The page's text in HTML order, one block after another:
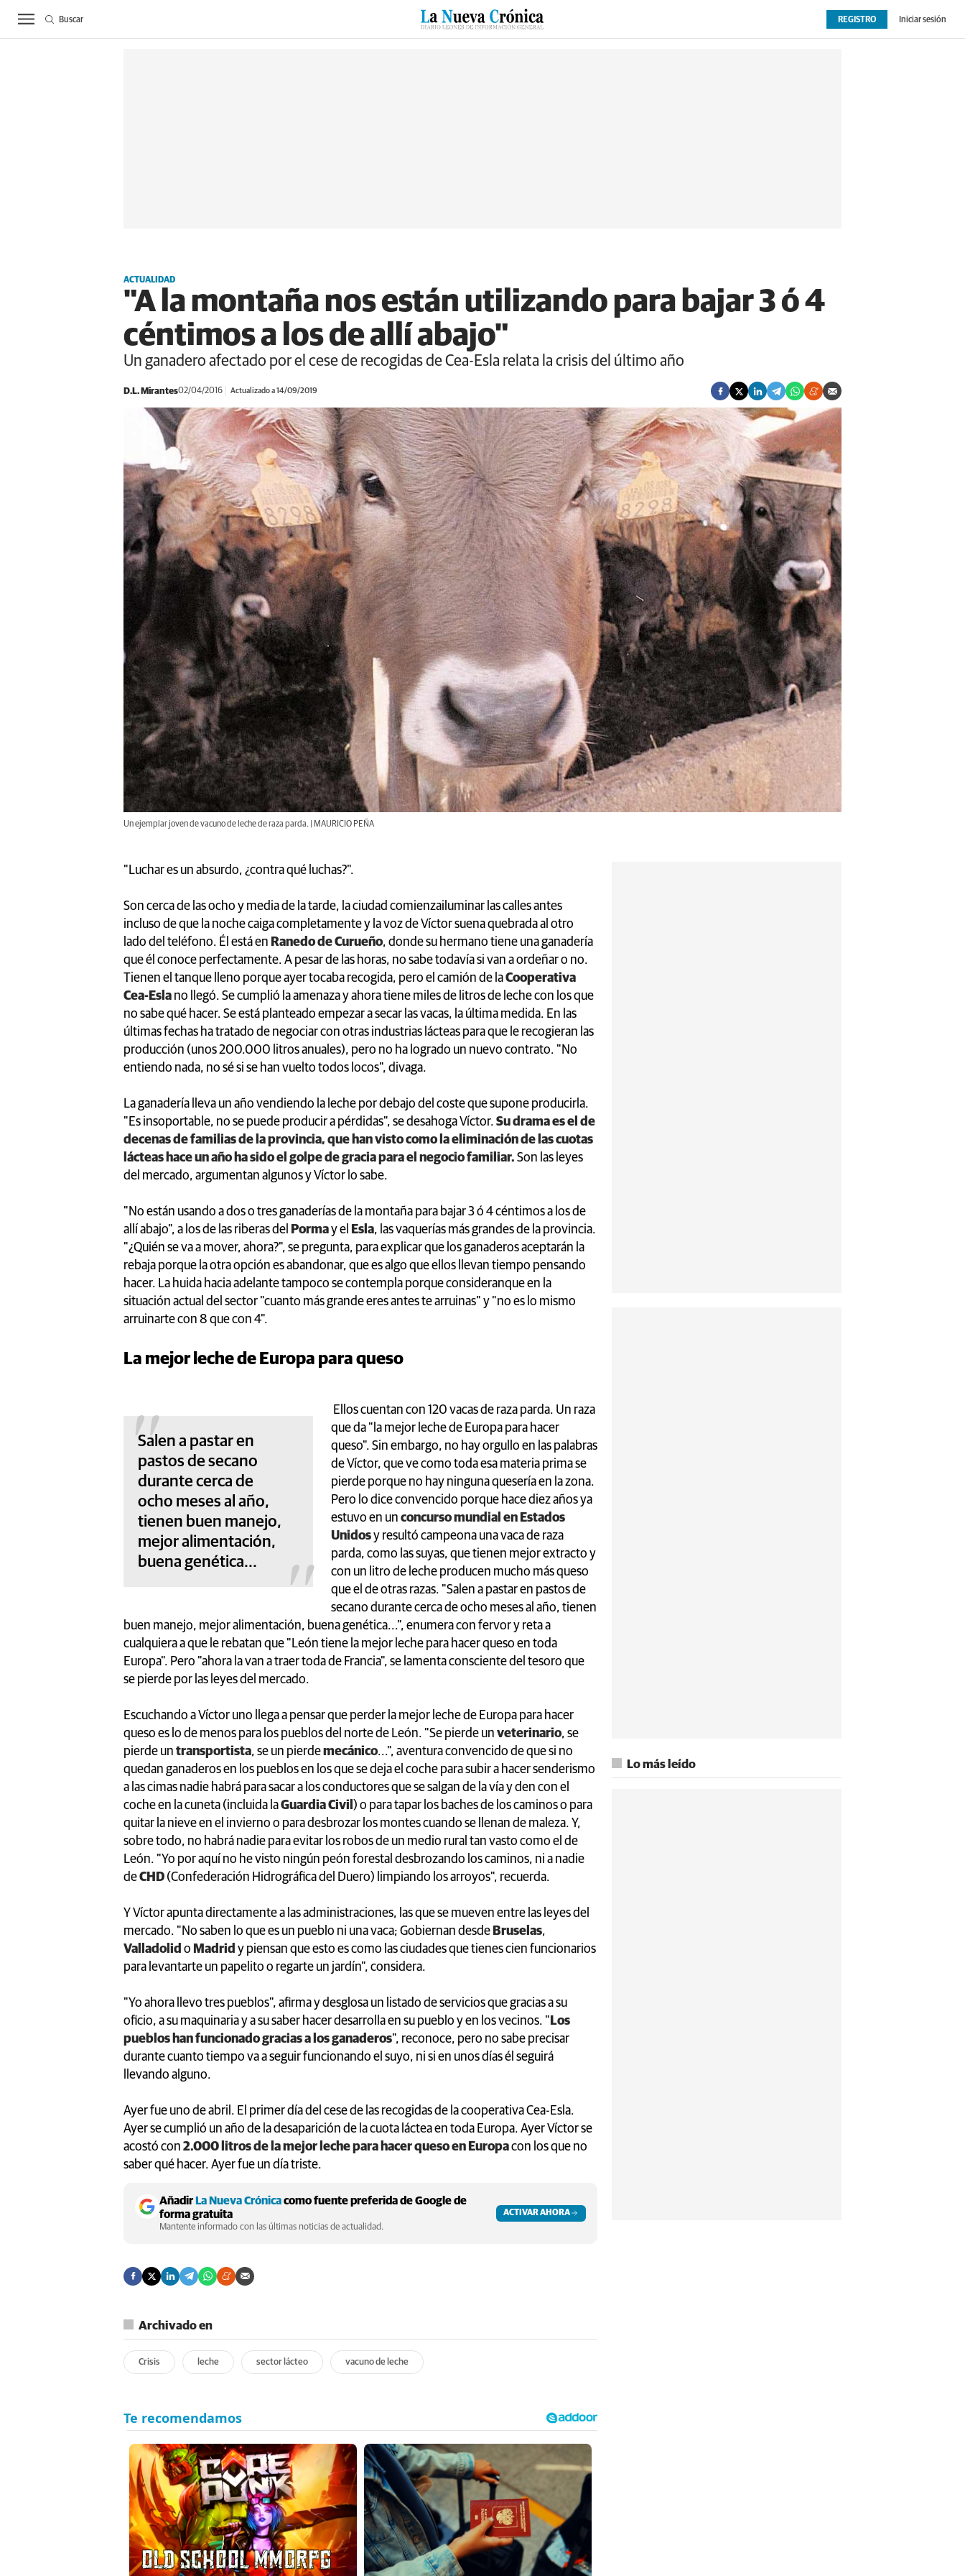
ACTUALIDAD BIERZO SUCESOS CULTURAS ESPECIALES DEPORTES OPINIÓN EXTRAS
REGISTRO Iniciar sesión
Buscar
ACTUALIDAD
"A la montaña nos están utilizando para bajar 3 ó 4
céntimos a los de allí abajo"
Un ganadero afectado por el cese de recogidas de Cea-Esla relata la crisis del último año
D.L. Mirantes02/04/2016 Actualizado a 14/09/2019
Un ejemplar joven de vacuno de leche de raza parda. | MAURICIO PEÑA
"Luchar es un absurdo, ¿contra qué luchas?".
Son cerca de las ocho y media de la tarde, la ciudad comienzailuminar las calles antes
incluso de que la noche caiga completamente y la voz de Víctor suena quebrada al otro
lado del teléfono. Él está en Ranedo de Curueño, donde su hermano tiene una ganadería
que él conoce perfectamente. A pesar de las horas, no sabe todavía si van a ordeñar o no.
Tienen el tanque lleno porque ayer tocaba recogida, pero el camión de laCooperativa
Cea-Esla no llegó. Se cumplió la amenaza y ahora tiene miles de litros de leche con los que
no sabe qué hacer. Se está planteado empezar a secar las vacas, la última medida. En las
últimas fechas ha tratado de negociar con otras industrias lácteas para que le recogieran las
producción (unos 200.000 litros anuales), pero no ha logrado un nuevo contrato. "No
entiendo nada, no sé si se han vuelto todos locos", divaga.
La ganadería lleva un año vendiendo la leche por debajo del coste que supone producirla.
"Es insoportable, no se puede producir a pérdidas", se desahoga Víctor. Su drama es el de
decenas de familias de la provincia, que han visto como la eliminación de las cuotas
lácteas hace un año ha sido el golpe de gracia para el negocio familiar. Son las leyes
del mercado, argumentan algunos y Víctor lo sabe.
"No están usando a dos o tres ganaderías de la montaña para bajar 3 ó 4 céntimos a los de
allí abajo", a los de las riberas del
Pormay el Esla, las vaquerías más grandes de la provincia.
"¿Quién se va a mover, ahora?", se pregunta, para explicar que los ganaderos aceptarán la
rebaja porque la otra opción es abandonar, que es algo que ellos llevan tiempo pensando
hacer. La huida hacia adelante tampoco se contempla porque consideranque en la
situación actual del sector "cuanto más grande eres antes te arruinas" y "no es lo mismo
arruinarte con 8 que con 4".
La mejor leche de Europa para queso
Salen a pastar en
pastos de secano
durante cerca de
ocho meses al año,
tienen buen manejo,
mejor alimentación,
buena genética...
Ellos cuentan con 120 vacas de raza parda. Un raza
que da "la mejor leche de Europa para hacer
queso". Sin embargo, no hay orgullo en las palabras
de Víctor, que ve como toda esa materia prima se
pierde porque no hay ninguna quesería en la zona.
Pero lo dice convencido porque hace diez años ya
estuvo en un concurso mundial en Estados
Unidosy resultó campeona una vaca de raza
parda, como las suyas, que tienen mejor extracto y
con un litro de leche producen mucho más queso
que el de otras razas. "Salen a pastar en pastos de
secano durante cerca de ocho meses al año, tienen
buen manejo, mejor alimentación, buena genética...", enumera con fervor y reta a
cualquiera a que le rebatan que "León tiene la mejor leche para hacer queso en toda
Europa". Pero "ahora la van a traer toda de Francia", se lamenta consciente del tesoro que
se pierde por las leyes del mercado.
Escuchando a Víctor uno llega a pensar que perder la mejor leche de Europa para hacer
queso es lo de menos para los pueblos del norte de León. "Se pierde un veterinario, se
pierde un transportista, se un pierdemecánico...", aventura convencido de que si no
quedan ganaderos en los pueblos en los que se deja el coche para subir a hacer senderismo
a las cimas nadie habrá para sacar a los conductores que se salgan de la vía y den con el
coche en la cuneta (incluida laGuardia Civil ) o para tapar los baches de los caminos o para
quitar la nieve en el invierno o para desbrozar los montes cuando se llenan de maleza. Y,
sobre todo, no habrá nadie para evitar los robos de un medio rural tan vasto como el de
León. "Yo por aquí no he visto ningún peón forestal desbrozando los caminos, ni a nadie
deCHD (Confederación Hidrográfica del Duero) limpiando los arroyos", recuerda.
Y Víctor apunta directamente a las administraciones, las que se mueven entre las leyes del
mercado. "No saben lo que es un pueblo ni una vaca; Gobiernan desde Bruselas,
Valladolid o Madrid y piensan que esto es como las ciudades que tienes cien funcionarios
para levantarte un papelito o regarte un jardín", considera.
"Yo ahora llevo tres pueblos", afirma y desglosa un listado de servicios que gracias a su
oficio, a su maquinaria y a su saber hacer desarrolla en su pueblo y en los vecinos. " Los
pueblos han funcionado gracias a los ganaderos", reconoce, pero no sabe precisar
durante cuanto tiempo va a seguir funcionando el suyo, ni si en unos días él seguirá
llevando alguno.
Ayer fue uno de abril. El primer día del cese de las recogidas de la cooperativa Cea-Esla.
Ayer se cumplió un año de la desaparición de la cuota láctea en toda Europa. Ayer Víctor se
acostó con 2.000 litros de la mejor leche para hacer queso en Europacon los que no
saber qué hacer. Ayer fue un día triste.
AñadirLa Nueva Crónicacomo fuente preferida de Google de
forma gratuita
Mantente informado con las últimas noticias de actualidad.
ACTIVAR AHORA
Archivado en
Crisis leche sector lácteo vacuno de leche
Lo más leído